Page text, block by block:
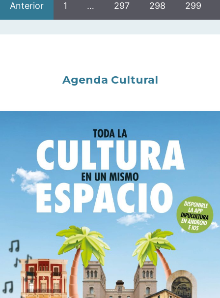
Anterior 1 … 297 298 299
Agenda Cultural